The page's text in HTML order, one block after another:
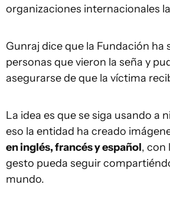
organizaciones internacionales
Gunraj dice que la Fundación ha
personas que vieron la seña y
asegurarse de que la víctima
La idea es que se siga usando a
eso la entidad ha creado
en inglés, francés y español, con
gesto pueda seguir
mundo.